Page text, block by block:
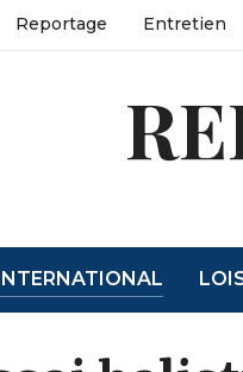
Reportage Entretien